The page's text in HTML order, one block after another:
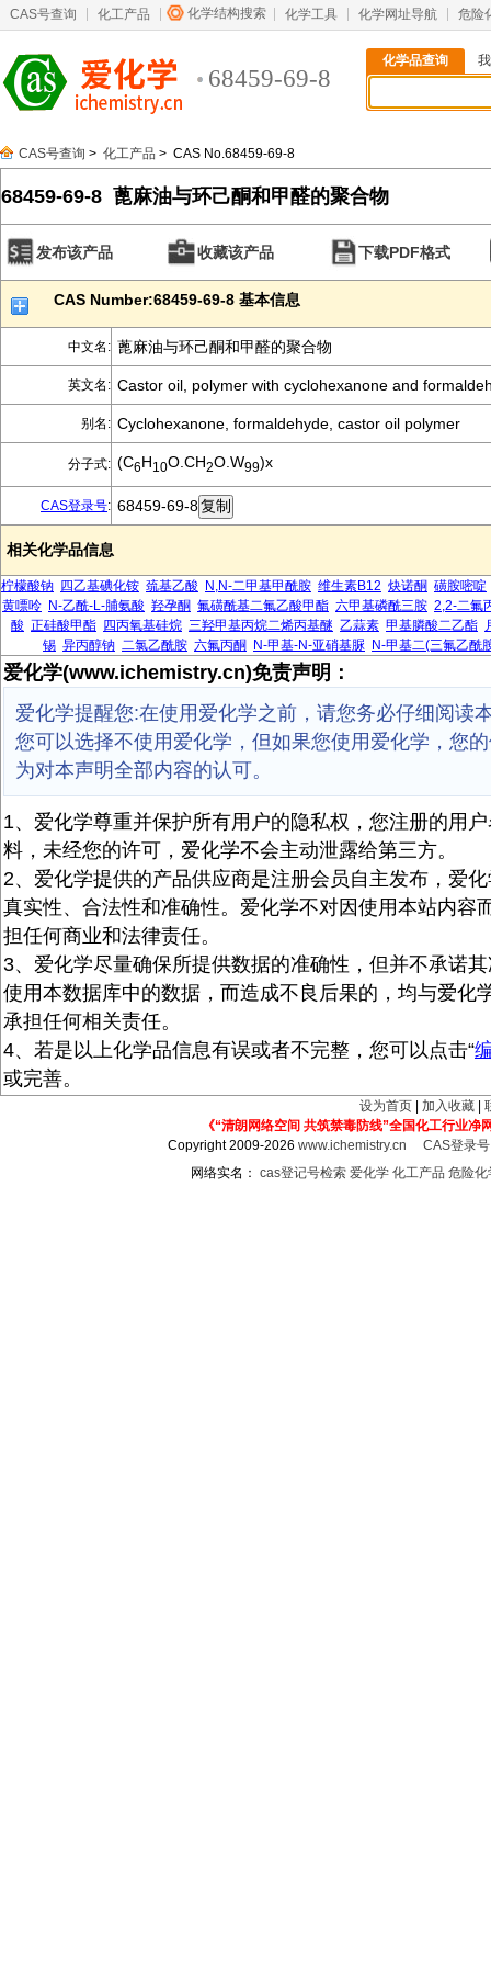
CAS号查询 化工产品 化学结构搜索 化学工具 化学网址导航 危险
68459-69-8
化学品查询
CAS号查询 > 化工产品 > CAS No.68459-69-8
68459-69-8 蓖麻油与环己酮和甲醛的聚合物
发布该产品 收藏该产品 下载PDF格式
CAS Number:68459-69-8 基本信息
中文名: 蓖麻油与环己酮和甲醛的聚合物
英文名: Castor oil, polymer with cyclohexanone and
别名: Cyclohexanone, formaldehyde, castor oil polymer
分子式: (C6H10O.CH2O.W99)x
CAS登录号: 68459-69-8
相关化学品信息
柠檬酸钠 四乙基碘化铵 巯基乙酸 N,N-二甲基甲酰胺 维生素B12 炔诺酮 磺胺嘧啶
黄嘌呤 N-乙酰-L-脯氨酸 羟孕酮 氟磺酰基二氟乙酸甲酯 六甲基磷酰三胺 2,2-二氟
酸 正硅酸甲酯 四丙氧基硅烷 三羟甲基丙烷二烯丙基醚 乙蒜素 甲基膦酸二乙酯
锡 异丙醇钠 二氯乙酰胺 六氟丙酮 N-甲基-N-亚硝基脲 N-甲基二(三氟乙酰
爱化学(www.ichemistry.cn)免责声明：
爱化学提醒您:在使用爱化学之前，请您务必仔细阅读
您可以选择不使用爱化学，但如果您使用爱化学，您
为对本声明全部内容的认可。
1、爱化学尊重并保护所有用户的隐私权，您注册的用
料，未经您的许可，爱化学不会主动泄露给第三方。
2、爱化学提供的产品供应商是注册会员自主发布，爱
真实性、合法性和准确性。爱化学不对因使用本站内容
担任何商业和法律责任。
3、爱化学尽量确保所提供数据的准确性，但并不承诺
使用本数据库中的数据，而造成不良后果的，均与爱化
承担任何相关责任。
4、若是以上化学品信息有误或者不完整，您可以点击“
或完善。
设为首页 加入收藏
《“清朗网络空间 共筑禁毒防线”全国化工行业净
Copyright 2009-2026www.ichemistry.cn
CAS登录
网络实名： cas登记号检索 爱化学 化工产品 危险化